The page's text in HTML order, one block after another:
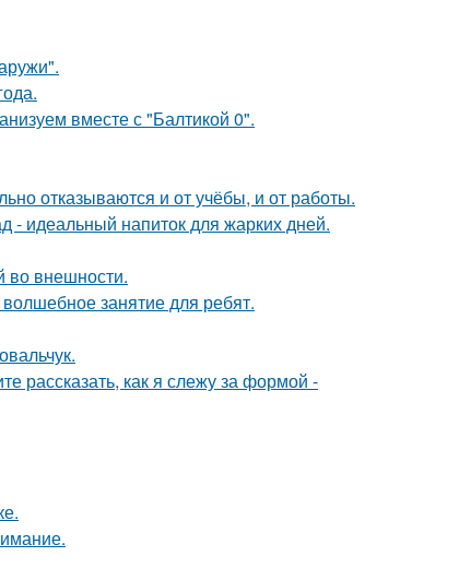
вместе с "Балтикой 0".
отказываются и от учёбы, и от работы.
идеальный напиток для жарких дней.
во внешности.
занятие для ребят.
рассказать, как я слежу за формой -